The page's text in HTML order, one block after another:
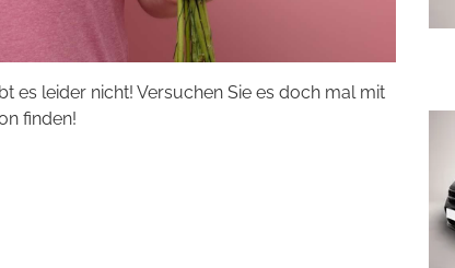
es leider nicht! Versuchen Sie es doch mal mit
finden!